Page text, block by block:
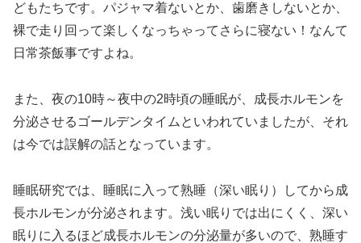
どもたちです。パジャマ着ないとか、歯磨きしないとか、
裸で走り回って楽しくなっちゃってさらに寝ない！なんて
日常茶飯事ですよね。
また、夜の10時～夜中の2時頃の睡眠が、成長ホルモンを
分泌させるゴールデンタイムといわれていましたが、それ
は今では誤解の話となっています。
睡眠研究では、睡眠に入って熟睡（深い眠り）してから成
長ホルモンが分泌されます。浅い眠りでは出にくく、深い
眠りに入るほど成長ホルモンの分泌量が多いので、熟睡す